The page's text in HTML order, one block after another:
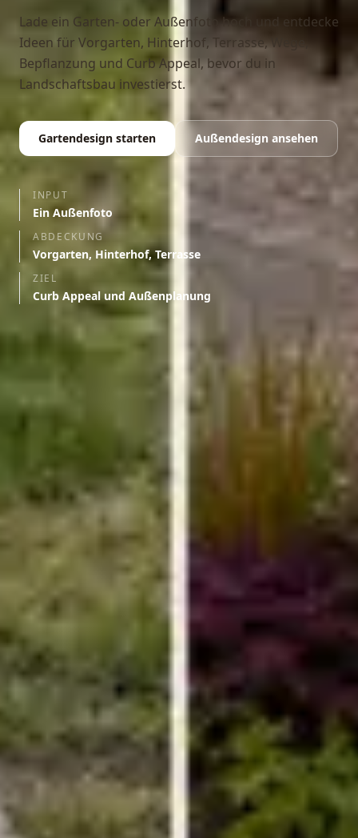
Lade ein Garten- oder Außenfoto hoch und entdecke
Ideen für Vorgarten, Hinterhof, Terrasse, Wege,
Bepflanzung und Curb Appeal, bevor du in
Landschaftsbau investierst.
Gartendesign starten Außendesign ansehen
INPUT
Ein Außenfoto
ABDECKUNG
Vorgarten, Hinterhof, Terrasse
ZIEL
Curb Appeal und Außenplanung